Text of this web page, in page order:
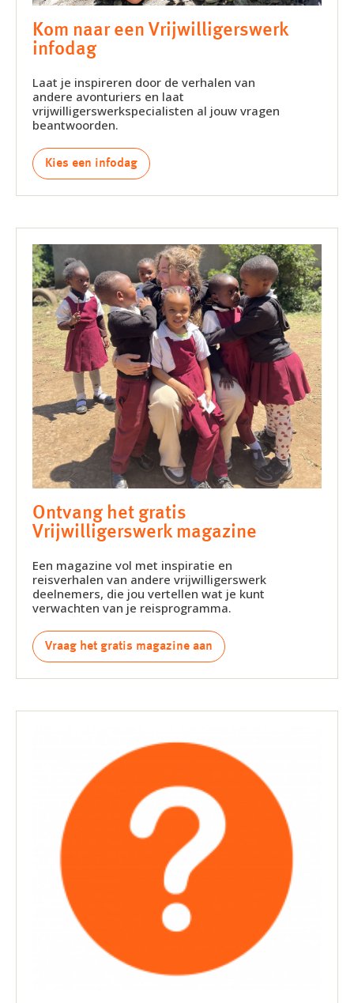
Kom naar een Vrijwilligerswerk
infodag
Laat je inspireren door de verhalen van
andere avonturiers en laat
vrijwilligerswerkspecialisten al jouw vragen
beantwoorden.
Kies een infodag
Ontvang het gratis
Vrijwilligerswerk magazine
Een magazine vol met inspiratie en
reisverhalen van andere vrijwilligerswerk
deelnemers, die jou vertellen wat je kunt
verwachten van je reisprogramma.
Vraag het gratis magazine aan